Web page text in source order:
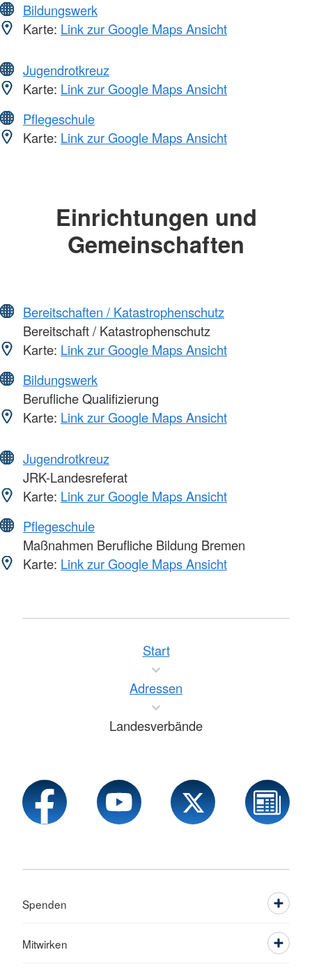
Bildungswerk
Karte: Link zur Google Maps Ansicht
Jugendrotkreuz
Karte: Link zur Google Maps Ansicht
Pflegeschule
Karte: Link zur Google Maps Ansicht
Einrichtungen und
Gemeinschaften
Bereitschaften / Katastrophenschutz
Bereitschaft / Katastrophenschutz
Karte: Link zur Google Maps Ansicht
Bildungswerk
Berufliche Qualifizierung
Karte: Link zur Google Maps Ansicht
Jugendrotkreuz
JRK-Landesreferat
Karte: Link zur Google Maps Ansicht
Pflegeschule
Maßnahmen Berufliche Bildung Bremen
Karte: Link zur Google Maps Ansicht
Start
Adressen
Landesverbände
Spenden
Mitwirken